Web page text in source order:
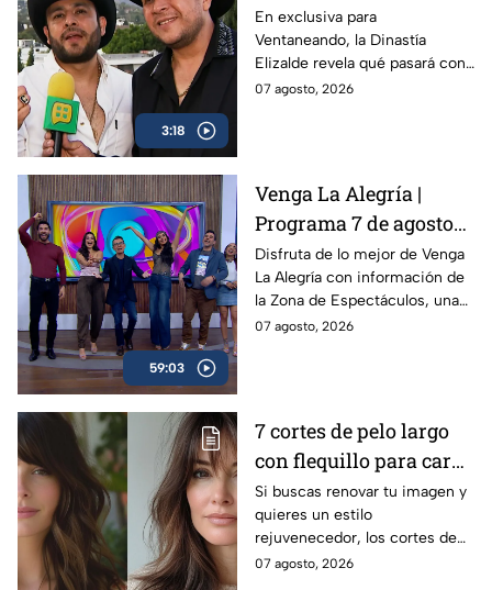
3:18
muerte de Valentín
Elizalde? La Dinastía
responde
En exclusiva para
Ventaneando, la Dinastía
Elizalde revela qué pasará con
el peritaje que encontraron
07 agosto, 2026
59:03
Venga La Alegría |
Programa 7 de agosto
2026 Parte 1 | Luis de
Llano sigue sin
disculparse con Sasha
Sokol, Arturo Carmona
unas ricas alitas BBQ
con café
Disfruta de lo mejor de Venga
La Alegría con información de
la Zona de Espectáculos, una
exquisita receta con el chef
07 agosto, 2026
7 cortes de pelo largo
con flequillo para cara
redonda que te hace ver
más joven después de
los 40
Si buscas renovar tu imagen y
quieres un estilo
rejuvenecedor, los cortes de
pelo que apuestan por melenas
07 agosto, 2026